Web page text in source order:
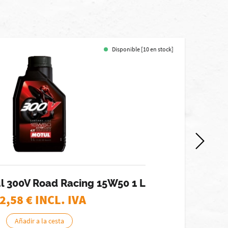
Disponible [10 en stock]
300V Road Racing 15W50 1 L
€ INCL. IVA
Añadir a la cesta